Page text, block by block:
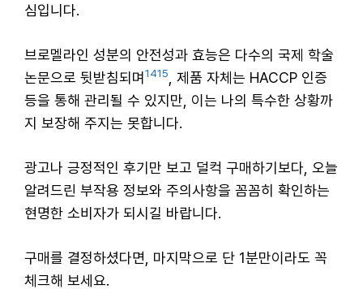
심입니다.
브로멜라인 성분의 안전성과 효능은 다수의 국제 학술
논문으로 뒷받침되며1415
, 제품 자체는 HACCP 인증
등을 통해 관리될 수 있지만, 이는 나의 특수한 상황까
지 보장해 주지는 못합니다.
광고나 긍정적인 후기만 보고 덜컥 구매하기보다, 오늘
알려드린 부작용 정보와 주의사항을 꼼꼼히 확인하는
현명한 소비자가 되시길 바랍니다.
구매를 결정하셨다면, 마지막으로 단 1분만이라도 꼭
체크해 보세요.